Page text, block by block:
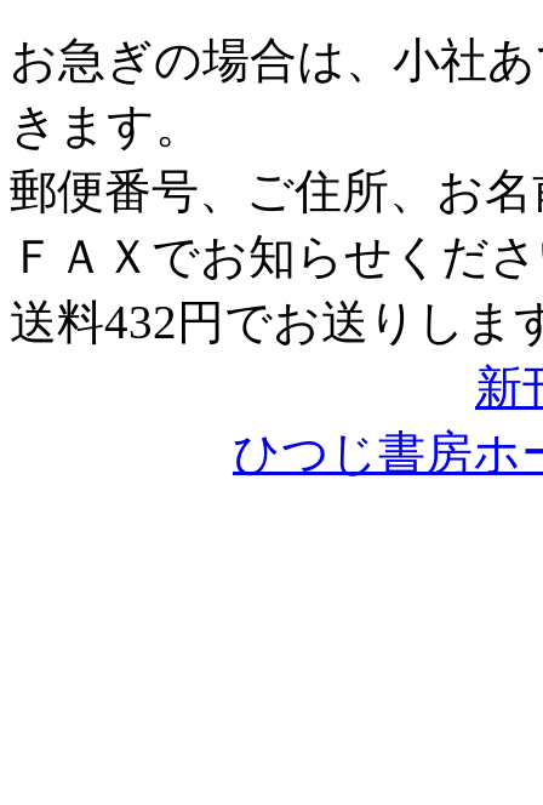
お急ぎの場合は、小社
きます。
郵便番号、ご住所、お
ＦＡＸでお知らせくだ
送料432円でお送りしま
新
ひつじ書房ホ